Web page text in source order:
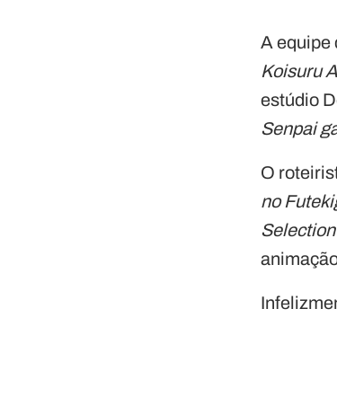
A equipe
Koisuru
estúdio
Senpai
O
no